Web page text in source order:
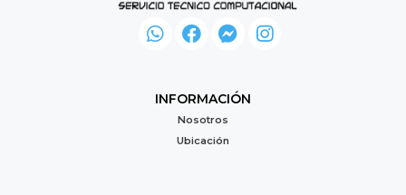
INFORMACIÓN
Nosotros
Ubicación